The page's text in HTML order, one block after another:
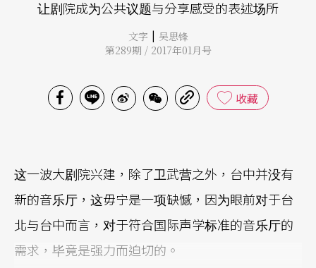
让剧院成为公共议题与分享感受的表述场所
文字 | 吴思锋
第289期 / 2017年01月号
收藏
这一波大剧院兴建，除了卫武营之外，台中并没有
新的音乐厅，这毋宁是一项缺憾，因为眼前对于台
北与台中而言，对于符合国际声学标准的音乐厅的
需求，毕竟是强力而迫切的。